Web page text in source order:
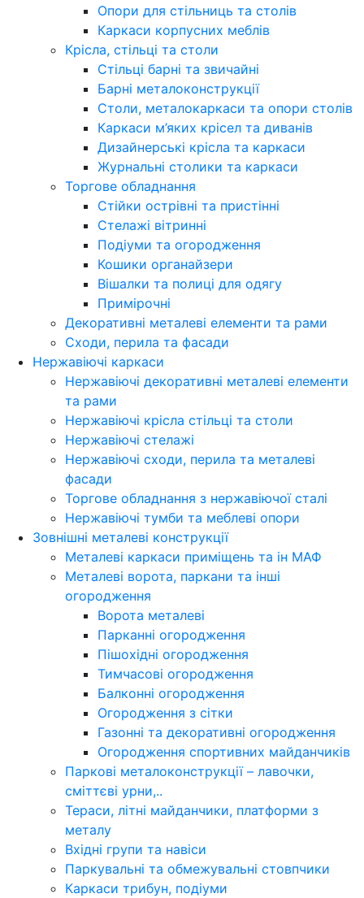
Опори для стільниць та столів
Каркаси корпусних меблів
Крісла, стільці та столи
Стільці барні та звичайні
Барні металоконструкції
Столи, металокаркаси та опори столів
Каркаси м’яких крісел та диванів
Дизайнерські крісла та каркаси
Журнальні столики та каркаси
Торгове обладнання
Стійки острівні та пристінні
Стелажі вітринні
Подіуми та огородження
Кошики органайзери
Вішалки та полиці для одягу
Примірочні
Декоративні металеві елементи та рами
Сходи, перила та фасади
Нержавіючі каркаси
Нержавіючі декоративні металеві елементи
та рами
Нержавіючі крісла стільці та столи
Нержавіючі стелажі
Нержавіючі сходи, перила та металеві
фасади
Торгове обладнання з нержавіючої сталі
Нержавіючі тумби та меблеві опори
Зовнішні металеві конструкції
Металеві каркаси приміщень та ін МАФ
Металеві ворота, паркани та інші
огородження
Ворота металеві
Парканні огородження
Пішохідні огородження
Тимчасові огородження
Балконні огородження
Огородження з сітки
Газонні та декоративні огородження
Огородження спортивних майданчиків
Паркові металоконструкції – лавочки,
сміттєві урни,..
Тераси, літні майданчики, платформи з
металу
Вхідні групи та навіси
Паркувальні та обмежувальні стовпчики
Каркаси трибун, подіуми